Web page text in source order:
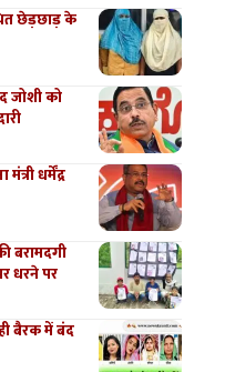
छेड़छाड़ के
जोशी को
धर्मेंद्र
बरामदगी
धरने पर
बैरक में बंद